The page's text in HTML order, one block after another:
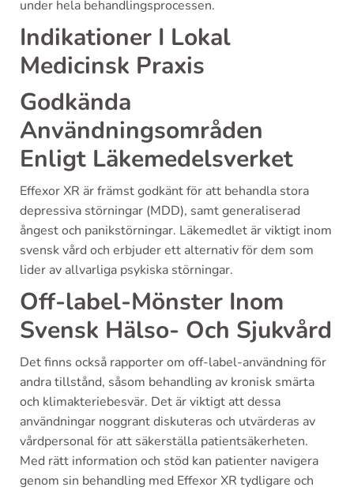
under hela behandlingsprocessen.
Indikationer I Lokal
Medicinsk Praxis
Godkända
Användningsområden
Enligt Läkemedelsverket
Effexor XR är främst godkänt för att behandla stora
depressiva störningar (MDD), samt generaliserad
ångest och panikstörningar. Läkemedlet är viktigt inom
svensk vård och erbjuder ett alternativ för dem som
lider av allvarliga psykiska störningar.
Off-label-Mönster Inom
Svensk Hälso- Och Sjukvård
Det finns också rapporter om off-label-användning för
andra tillstånd, såsom behandling av kronisk smärta
och klimakteriebesvär. Det är viktigt att dessa
användningar noggrant diskuteras och utvärderas av
vårdpersonal för att säkerställa patientsäkerheten.
Med rätt information och stöd kan patienter navigera
genom sin behandling med Effexor XR tydligare och